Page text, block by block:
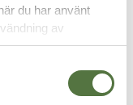
du har använt
av
av